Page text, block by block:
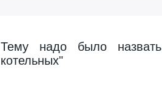
Тему надо было
котельных"